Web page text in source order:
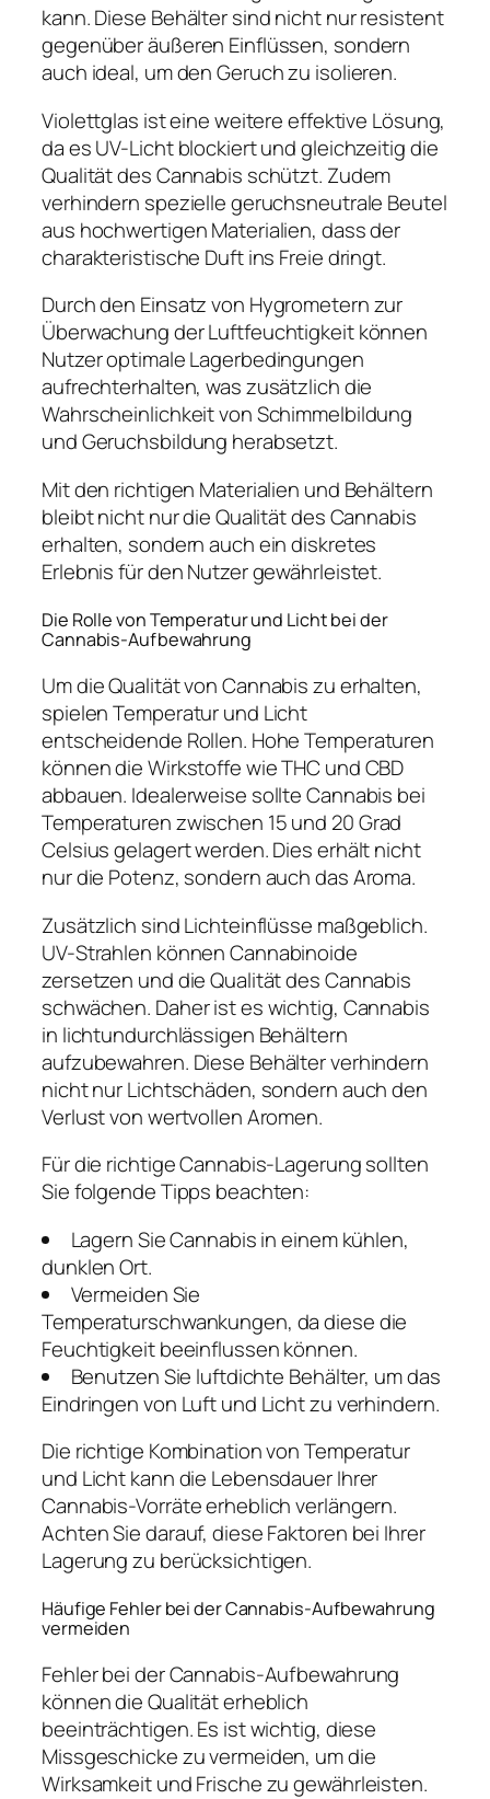
kann. Diese Behälter sind nicht nur resistent
gegenüber äußeren Einflüssen, sondern
auch ideal, um den Geruch zu isolieren.
Violettglas ist eine weitere effektive Lösung,
da es UV-Licht blockiert und gleichzeitig die
Qualität des Cannabis schützt. Zudem
verhindern spezielle geruchsneutrale Beutel
aus hochwertigen Materialien, dass der
charakteristische Duft ins Freie dringt.
Durch den Einsatz von Hygrometern zur
Überwachung der Luftfeuchtigkeit können
Nutzer optimale Lagerbedingungen
aufrechterhalten, was zusätzlich die
Wahrscheinlichkeit von Schimmelbildung
und Geruchsbildung herabsetzt.
Mit den richtigen Materialien und Behältern
bleibt nicht nur die Qualität des Cannabis
erhalten, sondern auch ein diskretes
Erlebnis für den Nutzer gewährleistet.
Die Rolle von Temperatur und Licht bei der
Cannabis-Aufbewahrung
Um die Qualität von Cannabis zu erhalten,
spielen Temperatur und Licht
entscheidende Rollen. Hohe Temperaturen
können die Wirkstoffe wie THC und CBD
abbauen. Idealerweise sollte Cannabis bei
Temperaturen zwischen 15 und 20 Grad
Celsius gelagert werden. Dies erhält nicht
nur die Potenz, sondern auch das Aroma.
Zusätzlich sind Lichteinflüsse maßgeblich.
UV-Strahlen können Cannabinoide
zersetzen und die Qualität des Cannabis
schwächen. Daher ist es wichtig, Cannabis
in lichtundurchlässigen Behältern
aufzubewahren. Diese Behälter verhindern
nicht nur Lichtschäden, sondern auch den
Verlust von wertvollen Aromen.
Für die richtige Cannabis-Lagerung sollten
Sie folgende Tipps beachten:
Lagern Sie Cannabis in einem kühlen,
dunklen Ort.
Vermeiden Sie
Temperaturschwankungen, da diese die
Feuchtigkeit beeinflussen können.
Benutzen Sie luftdichte Behälter, um das
Eindringen von Luft und Licht zu verhindern.
Die richtige Kombination von Temperatur
und Licht kann die Lebensdauer Ihrer
Cannabis-Vorräte erheblich verlängern.
Achten Sie darauf, diese Faktoren bei Ihrer
Lagerung zu berücksichtigen.
Häufige Fehler bei der Cannabis-Aufbewahrung
vermeiden
Fehler bei der Cannabis-Aufbewahrung
können die Qualität erheblich
beeinträchtigen. Es ist wichtig, diese
Missgeschicke zu vermeiden, um die
Wirksamkeit und Frische zu gewährleisten.